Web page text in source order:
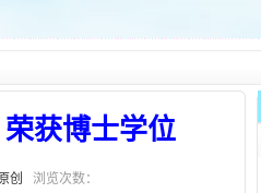
获博士学位
创 浏览次数：